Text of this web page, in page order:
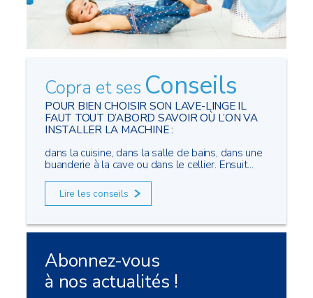
Copra et ses Conseils
POUR BIEN CHOISIR SON LAVE-LINGE IL
FAUT TOUT D’ABORD SAVOIR OÙ L’ON VA
INSTALLER LA MACHINE :
dans la cuisine, dans la salle de bains, dans une
buanderie à la cave ou dans le cellier. Ensuit...
Lire les conseils
Abonnez-vous
à nos actualités !